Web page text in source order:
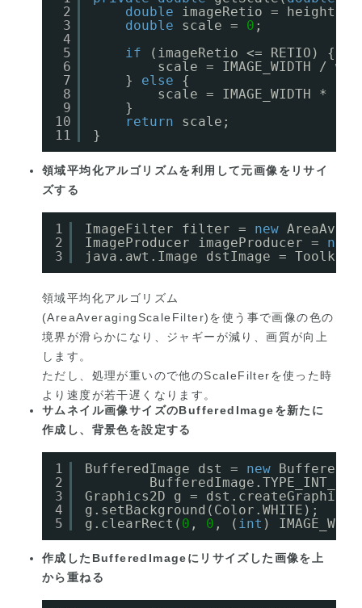
2
3
4
5
6
7
8
9
10
11
double
imageRetio = height /
double
scale = 0 ;
if
(imageRetio <= RETIO) {
scale = IMAGE_WIDTH /
} else
{
scale = IMAGE_WIDTH *
}
return
scale;
}
領域平均化アルゴリズムを利用して元画像をリサイ
ズする
1
2
3
ImageFilter filter = new
ImageProducer imageProducer = new
java.awt.Image dstImage =
領域平均化アルゴリズム
(AreaAveragingScaleFilter)を使う事で画像の色の
境界が滑らかになり、ジャギーが減り、画質が向上
します。
ただし、処理が重いので他のScaleFilterを使った時
より速度が若干遅くなります。
サムネイル画像サイズのBufferedImageを新たに
作成し、背景色を設定する
1
2
3
4
5
BufferedImage dst = new
Graphics2D g =
g.setBackground(Color.WHITE);
g.clearRect( 0 , 0 , ( int )
作成した BufferedImageにリサイズした画像を上
から重ねる